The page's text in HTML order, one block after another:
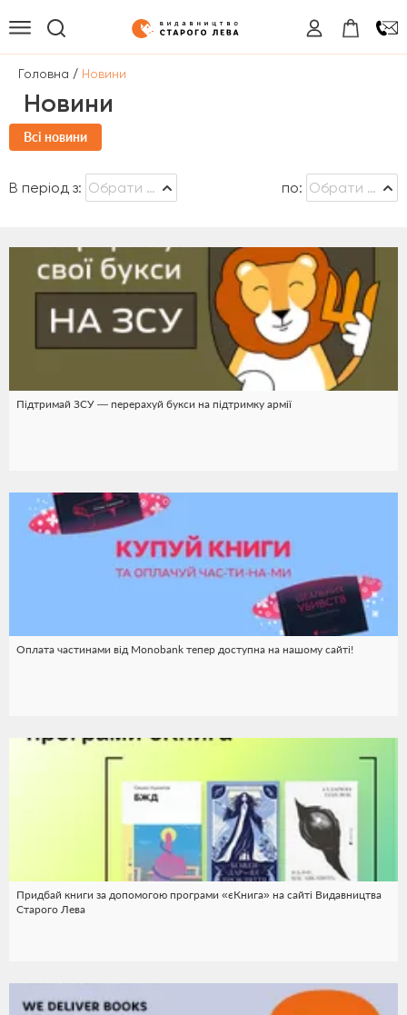
Головна / Новини
Новини
Всі новини
В період з: по:
Підтримай ЗСУ — перерахуй букси на підтримку армії
Оплата частинами від Monobank тепер доступна на нашому сайті!
Придбай книги за допомогою програми «єКнига» на сайті Видавництва
Старого Лева